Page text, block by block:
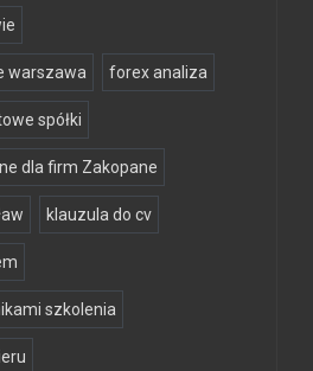
warszawa forex analiza
spółki
dla firm Zakopane
klauzula do cv
szkolenia